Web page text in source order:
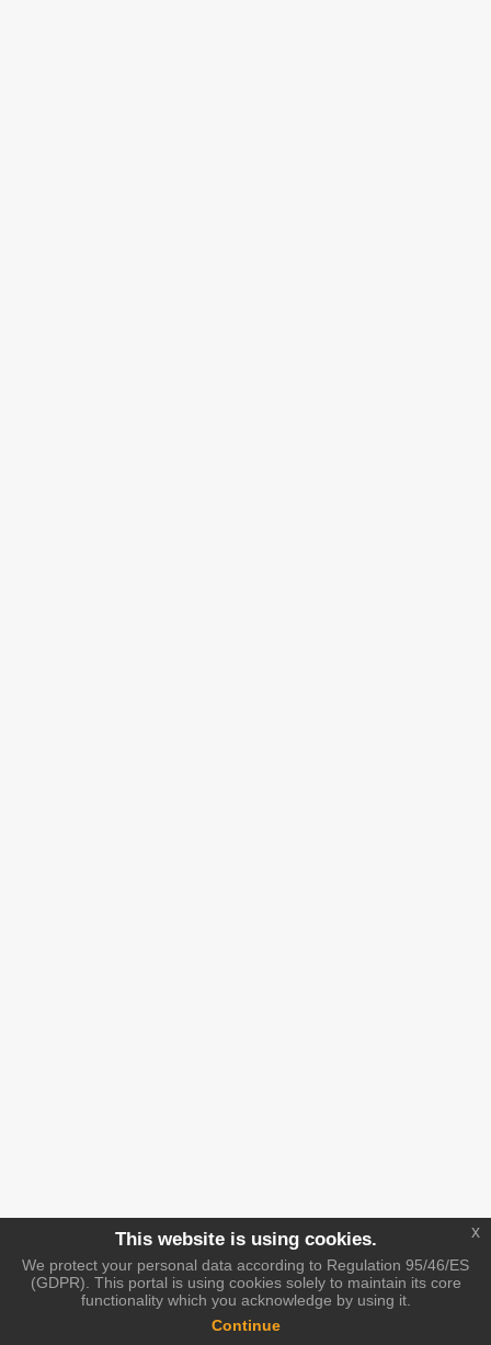
This website is using cookies.
We protect your personal data according to Regulation 95/46/ES
(GDPR). This portal is using cookies solely to maintain its core
functionality which you acknowledge by using it.
Continue
x